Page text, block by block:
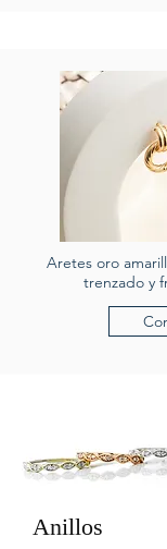
Aretes oro
trenzado y
Anillos